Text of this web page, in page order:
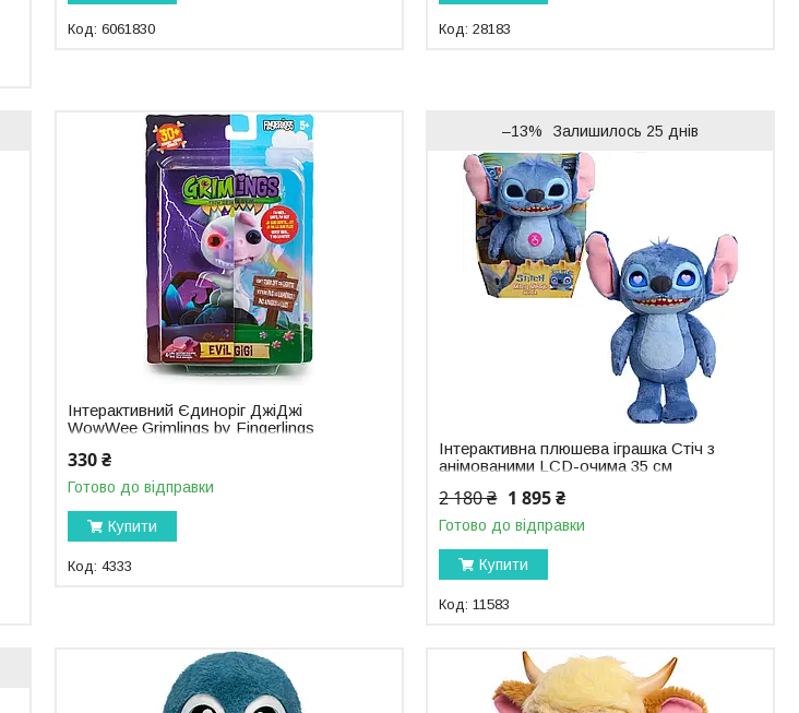
6061830 28183
Інтерактивний Єдиноріг ДжіДжі
WowWee Grimlings by Fingerlings
330 ₴
Готово до відправки
Купити
4333
–13% Залишилось 25 днів
Інтерактивна плюшева іграшка Стіч з
анімованими LCD-очима 35 см
2 180 ₴ 1 895 ₴
Готово до відправки
Купити
11583